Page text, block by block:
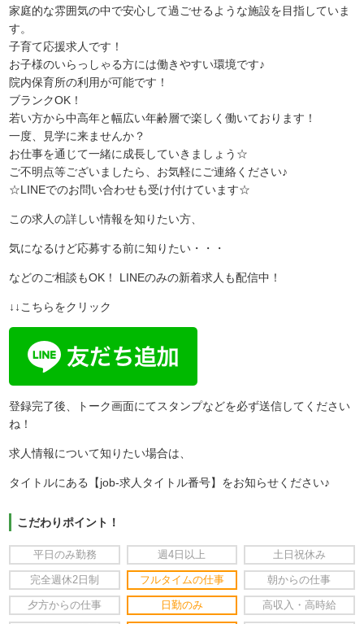
家庭的な雰囲気の中で安心して過ごせるような施設を目指していま
す。
子育て応援求人です！
お子様のいらっしゃる方には働きやすい環境です♪
院内保育所の利用が可能です！
ブランクOK！
若い方から中高年と幅広い年齢層で楽しく働いております！
一度、見学に来ませんか？
お仕事を通じて一緒に成長していきましょう☆
ご不明点等ございましたら、お気軽にご連絡ください♪
☆LINEでのお問い合わせも受け付けています☆
この求人の詳しい情報を知りたい方、
気になるけど応募する前に知りたい・・・
などのご相談もOK！ LINEのみの新着求人も配信中！
↓↓こちらをクリック
登録完了後、トーク画面にてスタンプなどを必ず送信してください
ね！
求人情報について知りたい場合は、
タイトルにある【job-求人タイトル番号】をお知らせください♪
こだわりポイント！
平日のみ勤務 週4日以上 土日祝休み
完全週休2日制 フルタイムの仕事 朝からの仕事
夕方からの仕事 日勤のみ 高収入・高時給